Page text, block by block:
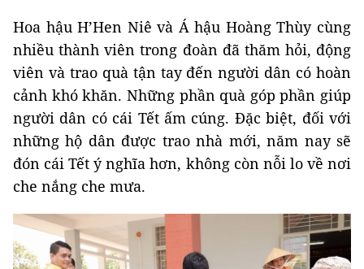
Hoa hậu H’Hen Niê và Á hậu Hoàng Thùy cùng
nhiều thành viên trong đoàn đã thăm hỏi, động
viên và trao quà tận tay đến người dân có hoàn
cảnh khó khăn. Những phần quà góp phần giúp
người dân có cái Tết ấm cúng. Đặc biệt, đối với
những hộ dân được trao nhà mới, năm nay sẽ
đón cái Tết ý nghĩa hơn, không còn nỗi lo về nơi
che nắng che mưa.